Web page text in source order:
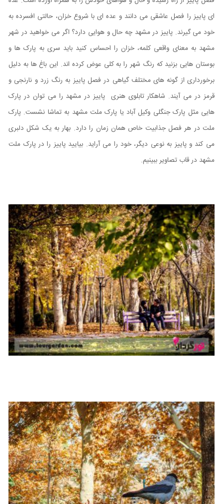
ای پاییز را فصل عاشقی می دانند و عده ای با شروع خزان، حالتی افسرده به
خود می گیرند. پاییز در مشهد چه حال و هوایی دارد؟ اگر می خواهید در شهر
مشهد به معنای واقعی کلمه، خزان را احساس کنید باید سری به پارک ها و
بوستان هایی بزنید که رنگ شهر را به کلی عوض کرده اند. این باغ ها به دلیل
برخورداری از گونه های مختلف گیاهی در فصل پاییز به رنگ زرد و نارنجی و
قرمز در می آیند. شاهکار تابلوی هنری پاییز در مشهد را می توان در پارک
هایی مثل پارک جنگلی وکیل آباد یا پارک ملت مشهد به تماشا نشست. پارک
ملت در هر فصل جذابیت خاص همان زمان را دارد. بهار به یک شکل دلبری
می کند و پاییز به نوعی دیگر، خود را می آراید. بیایید پاییز را در پارک ملت
مشهد در قاب تصاویر ببینیم.